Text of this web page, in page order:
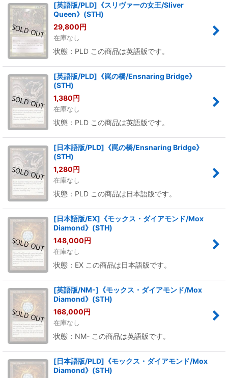
[英語版/PLD]《スリヴァーの女王/Sliver
Queen》(STH)
29,800円
在庫なし
状態：PLD この商品は英語版です。
[英語版/PLD]《罠の橋/Ensnaring Bridge》
(STH)
1,380円
在庫なし
状態：PLD この商品は英語版です。
[日本語版/PLD]《罠の橋/Ensnaring Bridge》
(STH)
1,280円
在庫なし
状態：PLD この商品は日本語版です。
[日本語版/EX]《モックス・ダイアモンド/Mox
Diamond》(STH)
148,000円
在庫なし
状態：EX この商品は日本語版です。
[英語版/NM-]《モックス・ダイアモンド/Mox
Diamond》(STH)
168,000円
在庫なし
状態：NM- この商品は英語版です。
[日本語版/PLD]《モックス・ダイアモンド/Mox
Diamond》(STH)